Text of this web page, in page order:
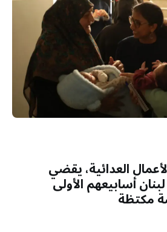
العدائية، يقضي
أسابيعهم الأولى
مكتظة